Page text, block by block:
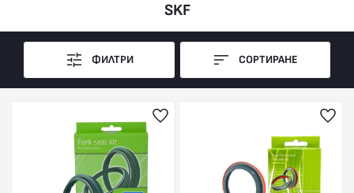
SKF
ФИЛТРИ СОРТИРАНЕ